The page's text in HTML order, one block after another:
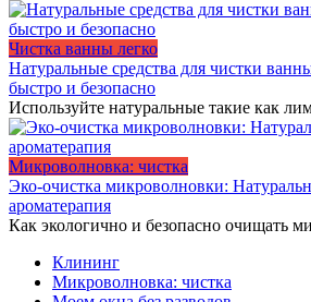
Чистка ванны легко
Натуральные средства для чистки
быстро и безопасно
Используйте натуральные такие как
Микроволновка: чистка
Эко-очистка микроволновки:
ароматерапия
Как экологично и безопасно очищать
Клининг
Микроволновка: чистка